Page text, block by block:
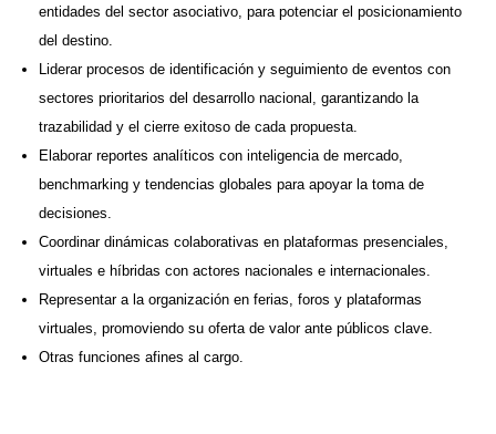
entidades del sector asociativo, para potenciar el posicionamiento
del destino.​
Liderar procesos de identificación y seguimiento de eventos con
sectores prioritarios del desarrollo nacional, garantizando la
trazabilidad y el cierre exitoso de cada propuesta.​
Elaborar reportes analíticos con inteligencia de mercado,
benchmarking y tendencias globales para apoyar la toma de
decisiones.​
Coordinar dinámicas colaborativas en plataformas presenciales,
virtuales e híbridas con actores nacionales e internacionales.​
Representar a la organización en ferias, foros y plataformas
virtuales, promoviendo su oferta de valor ante públicos clave.​
Otras funciones afines al cargo.